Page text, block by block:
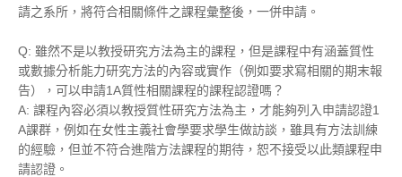
請之系所，將符合相關條件之課程彙整後，一併申請。
Q: 雖然不是以教授研究方法為主的課程，但是課程中有涵蓋質性
或數據分析能力研究方法的內容或實作（例如要求寫相關的期末報
告），可以申請1A質性相關課程的課程認證嗎？
A: 課程內容必須以教授質性研究方法為主，才能夠列入申請認證1
A課群，例如在女性主義社會學要求學生做訪談，雖具有方法訓練
的經驗，但並不符合進階方法課程的期待，恕不接受以此類課程申
請認證。